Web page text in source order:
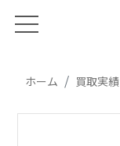
ホーム 買取実績